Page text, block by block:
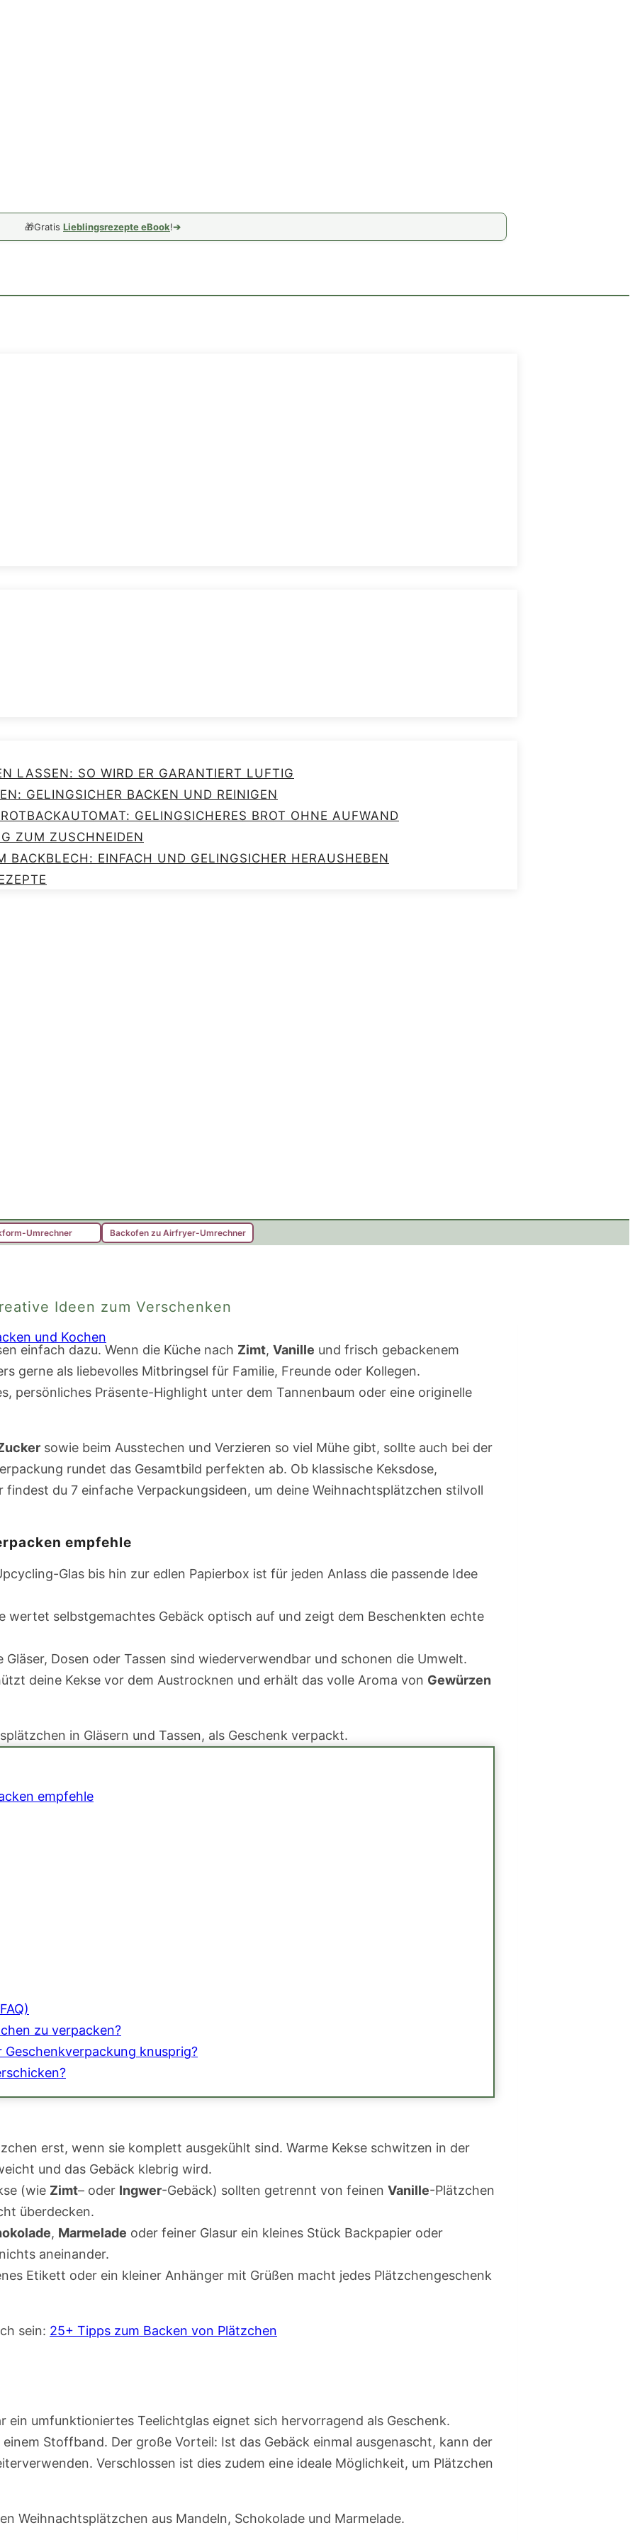
🎁Gratis Lieblingsrezepte eBook!➔
LASSEN: SO WIRD ER GARANTIERT LUFTIG
GELINGSICHER BACKEN UND REINIGEN
GELINGSICHERES BROT OHNE AUFWAND
ZUM ZUSCHNEIDEN
EINFACH UND GELINGSICHER HERAUSHEBEN
Umrechner Backofen zu Airfryer-Umrechner
Ideen zum Verschenken
und Kochen
einfach dazu. Wenn die Küche nach Zimt, Vanille und frisch gebackenem
gerne als liebevolles Mitbringsel für Familie, Freunde oder Kollegen.
persönliches Präsente-Highlight unter dem Tannenbaum oder eine originelle
sowie beim Ausstechen und Verzieren so viel Mühe gibt, sollte auch bei der
rundet das Gesamtbild perfekten ab. Ob klassische Keksdose,
du 7 einfache Verpackungsideen, um deine Weihnachtsplätzchen stilvoll
empfehle
Glas bis hin zur edlen Papierbox ist für jeden Anlass die passende Idee
wertet selbstgemachtes Gebäck optisch auf und zeigt dem Beschenkten echte
Gläser, Dosen oder Tassen sind wiederverwendbar und schonen die Umwelt.
deine Kekse vor dem Austrocknen und erhält das volle Aroma von Gewürzen
empfehle
zu verpacken?
knusprig?
erst, wenn sie komplett ausgekühlt sind. Warme Kekse schwitzen in der
und das Gebäck klebrig wird.
(wie Zimt– oder Ingwer-Gebäck) sollten getrennt von feinen Vanille-Plätzchen
überdecken.
, Marmelade oder feiner Glasur ein kleines Stück Backpapier oder
aneinander.
Etikett oder ein kleiner Anhänger mit Grüßen macht jedes Plätzchengeschenk
sein: 25+ Tipps zum Backen von Plätzchen
ein umfunktioniertes Teelichtglas eignet sich hervorragend als Geschenk.
Stoffband. Der große Vorteil: Ist das Gebäck einmal ausgenascht, kann der
Verschlossen ist dies zudem eine ideale Möglichkeit, um Plätzchen